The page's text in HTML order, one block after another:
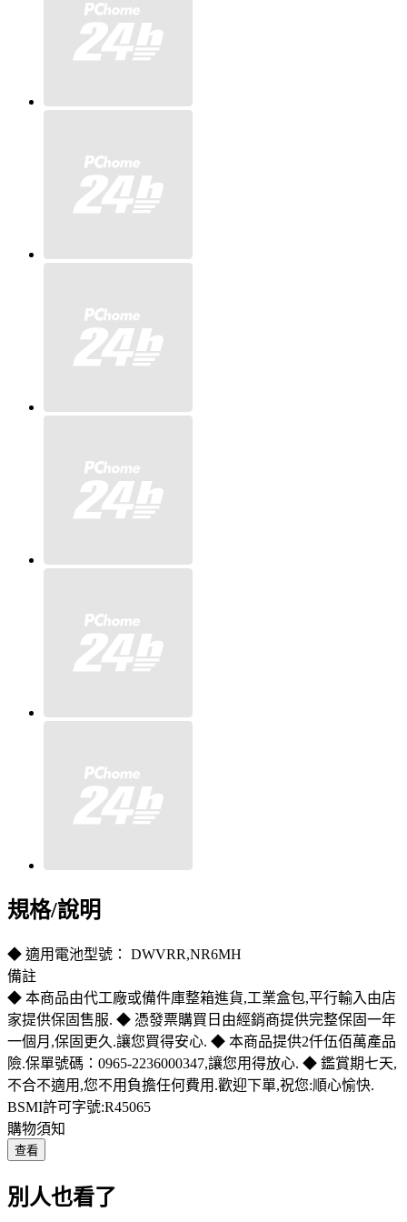
規格/說明
◆ 適用電池型號： DWVRR,NR6MH
備註
◆ 本商品由代工廠或備件庫整箱進貨,工業盒包,平行輸入由店
家提供保固售服. ◆ 憑發票購買日由經銷商提供完整保固一年
一個月,保固更久.讓您買得安心. ◆ 本商品提供2仟伍佰萬產品
險.保單號碼：0965-2236000347,讓您用得放心. ◆ 鑑賞期七天,
不合不適用,您不用負擔任何費用.歡迎下單,祝您:順心愉快.
BSMI許可字號:R45065
購物須知
查看
別人也看了